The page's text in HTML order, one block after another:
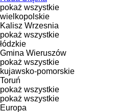
pokaż wszystkie
wielkopolskie
Kalisz Wrzesnia
pokaż wszystkie
łódzkie
Gmina Wieruszów
pokaż wszystkie
kujawsko-pomorskie
Toruń
pokaż wszystkie
pokaż wszystkie
Europa